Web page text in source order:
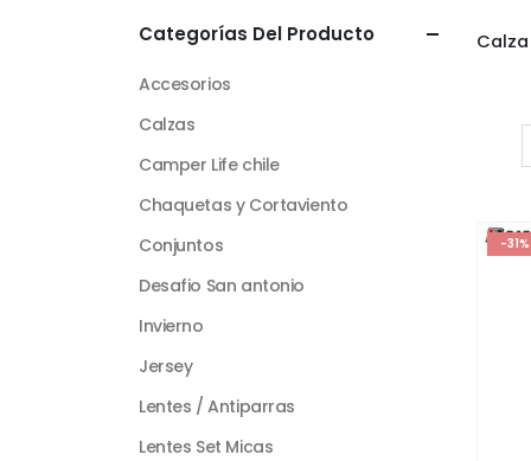
-31%
Categorías Del Producto
Accesorios
Calzas
Camper Life chile
Chaquetas y Cortaviento
Conjuntos
Desafio San antonio
Invierno
Jersey
Lentes / Antiparras
Lentes Set Micas